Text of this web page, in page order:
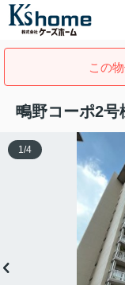
この
鴫野コーポ2号
1/4